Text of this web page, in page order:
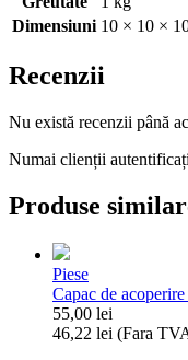
Dimensiuni 10 × 10 ×
Recenzii
Nu există recenzii până
Numai clienții
Produse
Piese
Capac de
55,00 lei
46,22 lei (Fara